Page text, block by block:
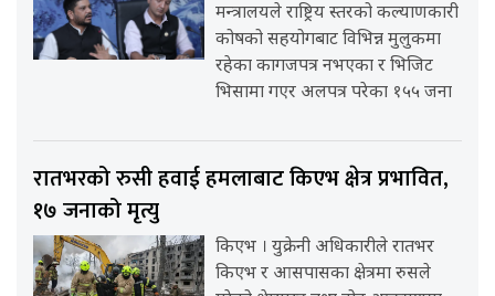
मन्त्रालयले राष्ट्रिय स्तरको कल्याणकारी
कोषको सहयोगबाट विभिन्न मुलुकमा
रहेका कागजपत्र नभएका र भिजिट
भिसामा गएर अलपत्र परेका १५५ जना
रातभरको रुसी हवाई हमलाबाट किएभ क्षेत्र प्रभावित,
१७ जनाको मृत्यु
किएभ । युक्रेनी अधिकारीले रातभर
किएभ र आसपासका क्षेत्रमा रुसले